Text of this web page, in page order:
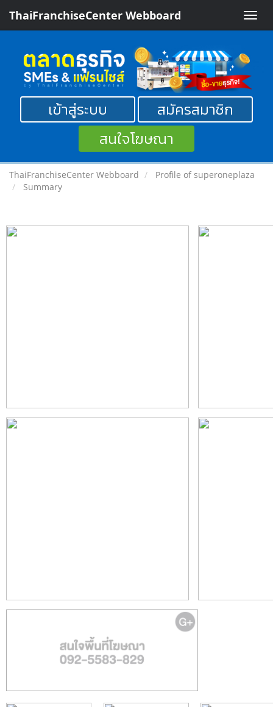
Toggle
ThaiFranchiseCenter Webboard
เข้าสู่ระบบ
สมัครสมาชิก
สนใจโฆษณา
ThaiFranchiseCenter Webboard
Profile of superoneplaza
Summary